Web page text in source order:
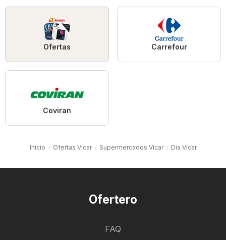
Ofertas Carrefour
Coviran
Inicio Ofertas Vícar Supermercados Vícar Dia Vícar
Ofertero
FAQ